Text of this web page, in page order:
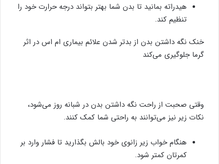
هیدراته بمانید تا بدن شما بهتر بتواند درجه حرارت خود را
تنظیم کند.
خنک نگه داشتن بدن از بدتر شدن علائم بیماری ام اس در اثر
گرما جلوگیری می‌کند
وقتی صحبت از راحت نگه داشتن بدن در شبانه روز می‌شود،
نکات زیر نیز می‌توانند به راحتی شما کمک کنند.
هنگام خواب زیر زانوی خود بالش بگذارید تا فشار وارد بر
کمرتان کمتر شود.